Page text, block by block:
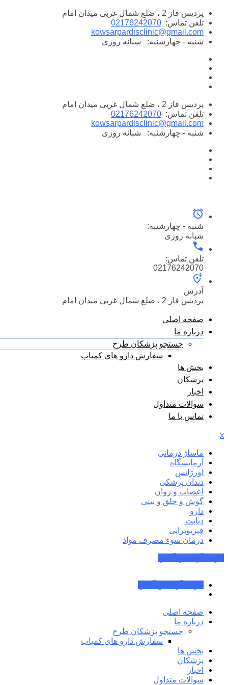
پرش
محتوا
پردیس فاز 2 ، ضلع شمال غربی میدان امام
تلفن تماس: 02176242070
kowsarpardisclinic@gmail.com
شنبه - چهارشنبه:
شبانه روزی
پردیس فاز 2 ، ضلع شمال غربی میدان امام
تلفن تماس: 02176242070
kowsarpardisclinic@gmail.com
شنبه - چهارشنبه:
شبانه روزی
شنبه - چهارشنبه:
شبانه روزی
تلفن تماس:
02176242070
آدرس
پردیس فاز 2 ، ضلع شمال غربی میدان امام
صفحه اصلی
درباره ما
جستجو پزشکان طرح
سفارش دارو های کمیاب
بخش ها
پزشکان
اخبار
سوالات متداول
تماس با ما
x
ماساژ درمانی
آزمایشگاه
اورژانس
دندان پزشکی
اعصاب و روان
گوش و حلق و بینی
دارو
دیابت
فیزیوتراپی
درمان سوء مصرف مواد
صفحه اصلی
درباره ما
جستجو پزشکان طرح
سفارش دارو های کمیاب
بخش ها
پزشکان
اخبار
سوالات متداول